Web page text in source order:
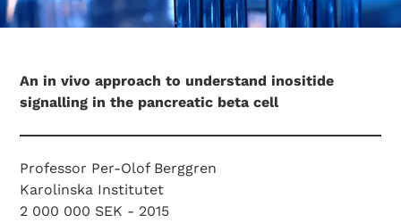
An in vivo approach to understand inositide
signalling in the pancreatic beta cell
Professor Per-Olof Berggren
Karolinska Institutet
2 000 000 SEK - 2015